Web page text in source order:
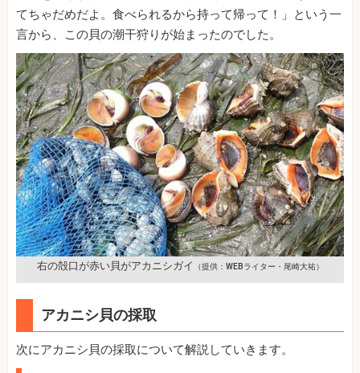
てちゃだめだよ。食べられるから持って帰って！」という一
言から、この貝の潮干狩りが始まったのでした。
右の殻口が赤い貝がアカニシガイ （提供：WEBライター・尾崎大祐）
アカニシ貝の採取
次にアカニシ貝の採取について解説していきます。